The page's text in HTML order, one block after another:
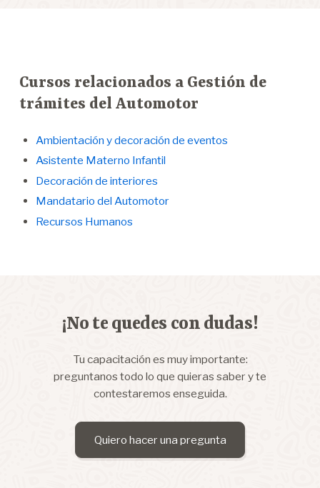
Cursos relacionados a Gestión de
trámites del Automotor
Ambientación y decoración de eventos
Asistente Materno Infantil
Decoración de interiores
Mandatario del Automotor
Recursos Humanos
¡No te quedes con dudas!
Tu capacitación es muy importante:
preguntanos todo lo que quieras saber y te
contestaremos enseguida.
Quiero hacer una pregunta